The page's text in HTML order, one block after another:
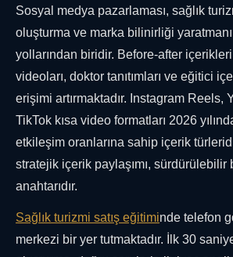
Sosyal medya pazarlaması, sağlık
oluşturma ve marka bilinirliği
yollarından biridir. Before-after
videoları, doktor tanıtımları ve eğitici
erişimi artırmaktadır. Instagram Reels,
TikTok kısa video formatları 2026
etkileşim oranlarına sahip içerik
stratejik içerik paylaşımı, sürdürülebilir
anahtarıdır.
Sağlık turizmi satış eğitiminde telefon
merkezi bir yer tutmaktadır. İlk 30